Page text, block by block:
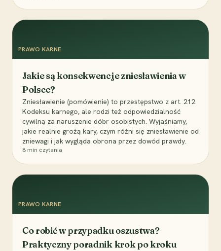
PRAWO KARNE
Jakie są konsekwencje zniesławienia w
Polsce?
Zniesławienie (pomówienie) to przestępstwo z art. 212
Kodeksu karnego, ale rodzi też odpowiedzialność
cywilną za naruszenie dóbr osobistych. Wyjaśniamy,
jakie realnie grożą kary, czym różni się zniesławienie od
zniewagi i jak wygląda obrona przez dowód prawdy.
8 min czytania
PRAWO KARNE
Co robić w przypadku oszustwa?
Praktyczny poradnik krok po kroku